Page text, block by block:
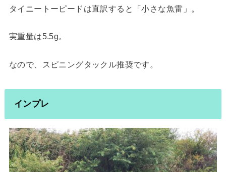
タイニートーピードは直訳すると「小さな魚雷」。
実重量は5.5g。
なので、スピニングタックル推奨です。
インプレ